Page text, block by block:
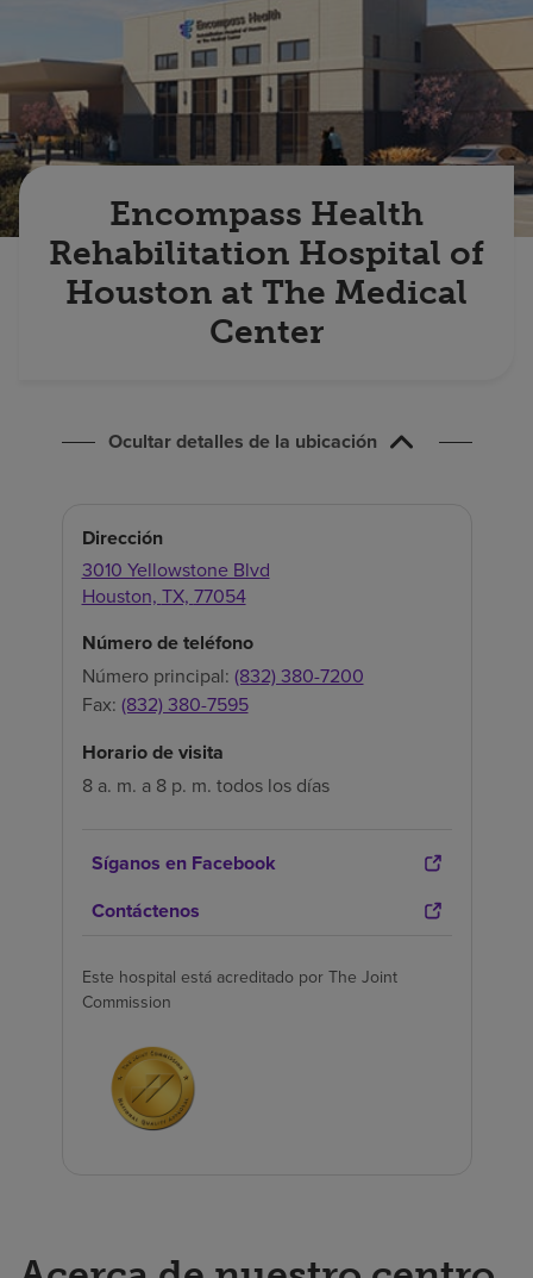
Inversores
Empleos
Pagar mi factura
Encompass Health
Rehabilitation Hospital of
Houston at The Medical
Center
Ocultar detalles de la ubicación
Dirección
3010 Yellowstone Blvd
Houston, TX, 77054
Número de teléfono
Número principal: (832) 380-7200
Fax: (832) 380-7595
Horario de visita
8 a. m. a 8 p. m. todos los días
Síganos en Facebook
Contáctenos
Este hospital está acreditado por The Joint
Commission